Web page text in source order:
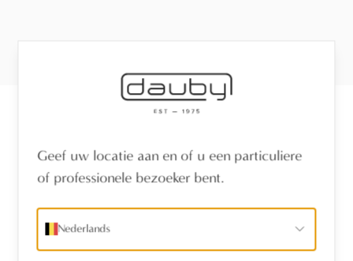
Geef uw locatie aan en of u een particuliere
of professionele bezoeker bent.
Nederlands